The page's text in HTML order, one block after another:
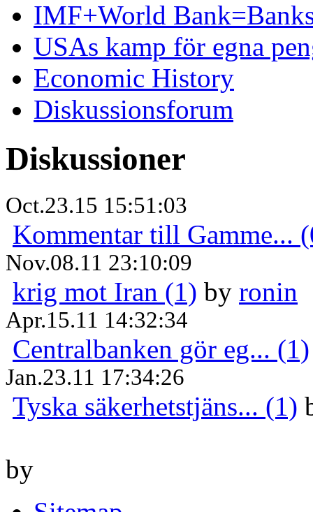
IMF+World
USAs kamp för egna
Economic History
Diskussionsforum
Diskussioner
Oct.23.15 15:51:03
Kommentar till Gamme...
Nov.08.11 23:10:09
krig mot Iran (1) by ronin
Apr.15.11 14:32:34
Centralbanken gör eg... (1)
Jan.23.11 17:34:26
Tyska säkerhetstjäns... (1)
by